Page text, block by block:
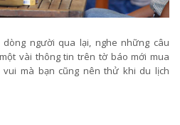
người qua lại, nghe những câu
vài thông tin trên tờ báo mới mua
mà bạn cũng nên thử khi du lịch